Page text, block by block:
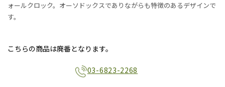
ォールクロック。オーソドックスでありながらも特徴のあるデザインで
す。
こちらの商品は廃番となります。
03-6823-2268